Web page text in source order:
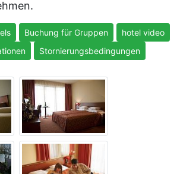
Buchung für Gruppen
hotel video
Stornierungsbedingungen